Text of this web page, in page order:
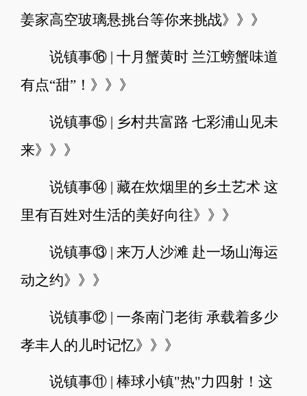
姜家高空玻璃悬挑台等你来挑战》》》
说镇事⑯ | 十月蟹黄时 兰江螃蟹味道
有点“甜”！》》》
说镇事⑮ | 乡村共富路 七彩浦山见未
来》》》
说镇事⑭ | 藏在炊烟里的乡土艺术 这
里有百姓对生活的美好向往》》》
说镇事⑬ | 来万人沙滩 赴一场山海运
动之约》》》
说镇事⑫ | 一条南门老街 承载着多少
孝丰人的儿时记忆》》》
说镇事⑪ | 棒球小镇"热"力四射！这